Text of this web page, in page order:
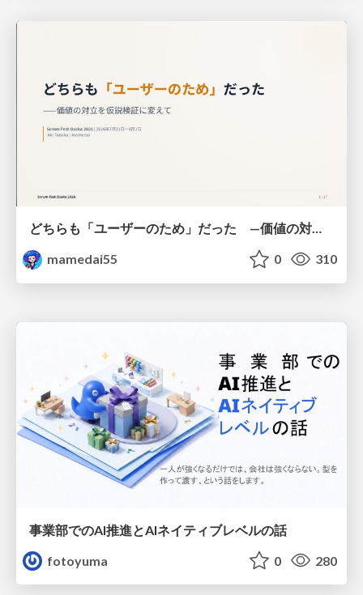
どちらも「ユーザーのため」だった —価値の対立を仮説検証に変えて #Scrumfest Osaka 2026
mamedai55
0 310
事業部でのAI推進とAIネイティブレベルの話
fotoyuma
0 280